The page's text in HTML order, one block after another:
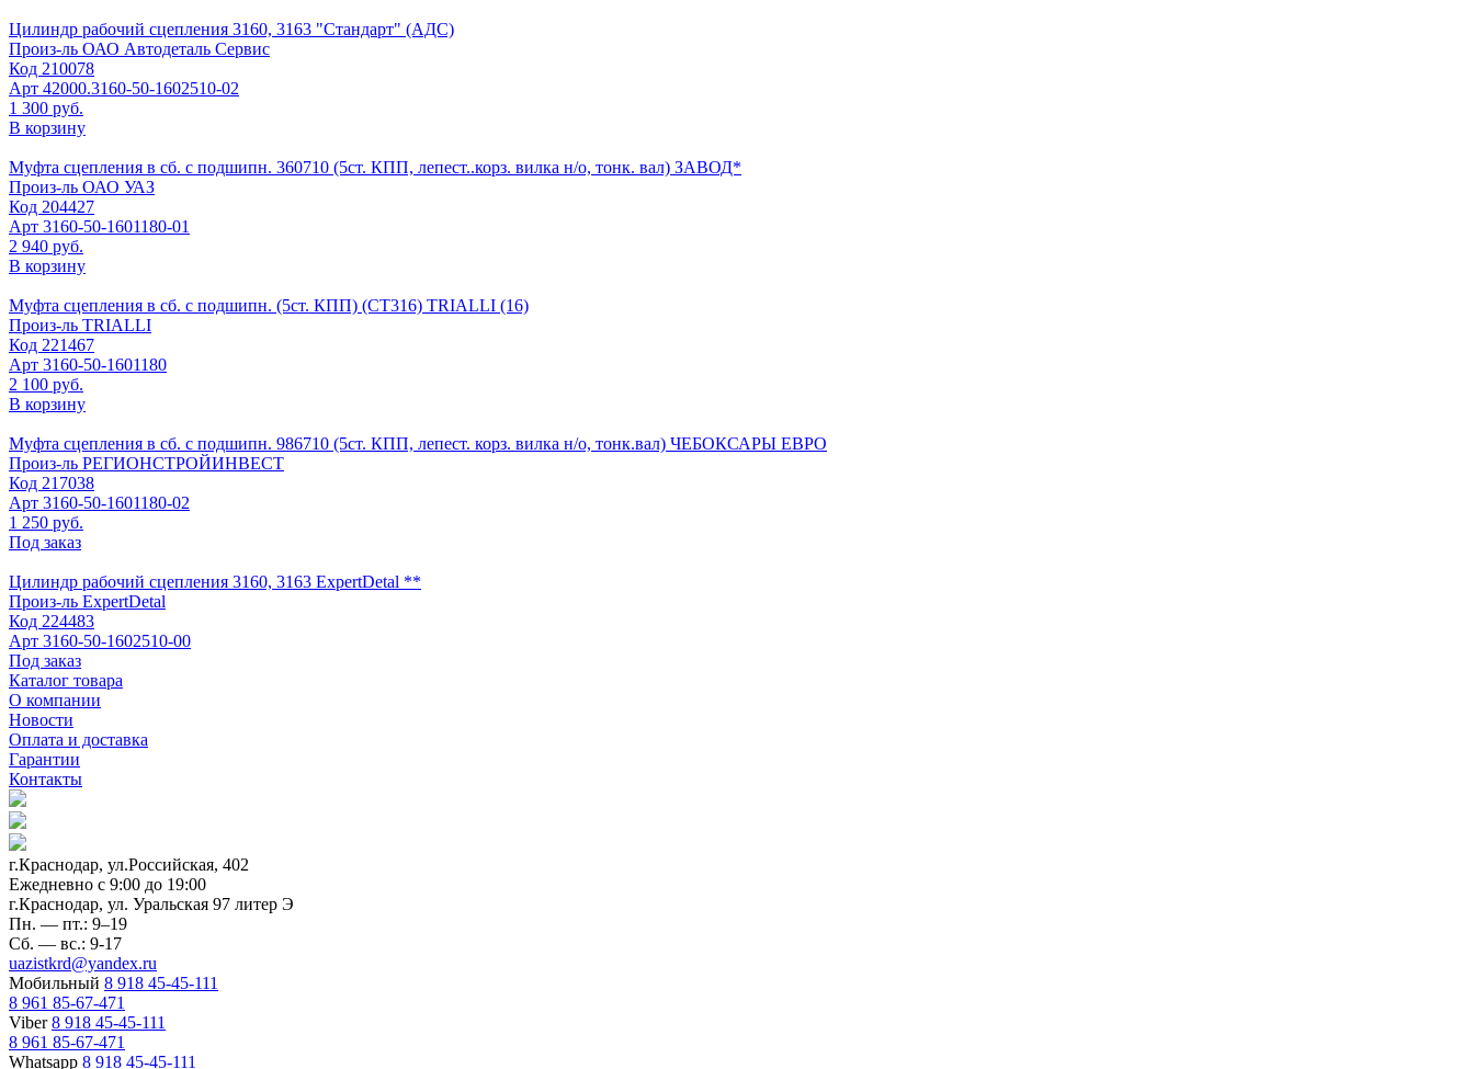
Цилиндр рабочий сцепления 3160, 3163 "Стандарт" (АДС)
Произ-ль ОАО Автодеталь Сервис
Код 210078
Арт 42000.3160-50-1602510-02
1 300 руб.
В корзину
Муфта сцепления в сб. с подшипн. 360710 (5ст. КПП, лепест..корз. вилка н/о, тонк. вал) ЗАВОД*
Произ-ль ОАО УАЗ
Код 204427
Арт 3160-50-1601180-01
2 940 руб.
В корзину
Муфта сцепления в сб. с подшипн. (5ст. КПП) (CT316) TRIALLI (16)
Произ-ль TRIALLI
Код 221467
Арт 3160-50-1601180
2 100 руб.
В корзину
Муфта сцепления в сб. с подшипн. 986710 (5ст. КПП, лепест. корз. вилка н/о, тонк.вал) ЧЕБОКСАРЫ ЕВРО
Произ-ль РЕГИОНСТРОЙИНВЕСТ
Код 217038
Арт 3160-50-1601180-02
1 250 руб.
Под заказ
Цилиндр рабочий сцепления 3160, 3163 ExpertDetal **
Произ-ль ExpertDetal
Код 224483
Арт 3160-50-1602510-00
Под заказ
Каталог товара
О компании
Новости
Оплата и доставка
Гарантии
Контакты
г.Краснодар, ул.Российская, 402
Ежедневно c 9:00 до 19:00
г.Краснодар, ул. Уральская 97 литер Э
Пн. — пт.: 9–19
Сб. — вс.: 9-17
uazistkrd@yandex.ru
Мобильный 8 918 45-45-111
8 961 85-67-471
Viber8 918 45-45-111
8 961 85-67-471
Whatsapp 8 918 45-45-111